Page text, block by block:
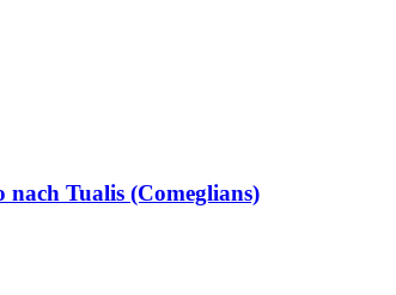
nach Tualis (Comeglians)